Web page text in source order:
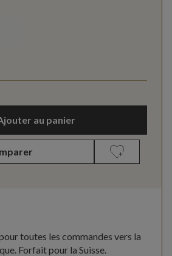
au panier
toutes les commandes vers la
Forfait pour la Suisse.